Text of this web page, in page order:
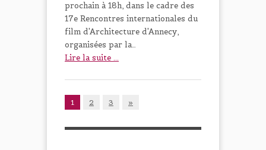
prochain à 18h, dans le cadre des
17e Rencontres internationales du
film d'Architecture d'Annecy,
organisées par la…
Lire la suite ...
1 2 3 »